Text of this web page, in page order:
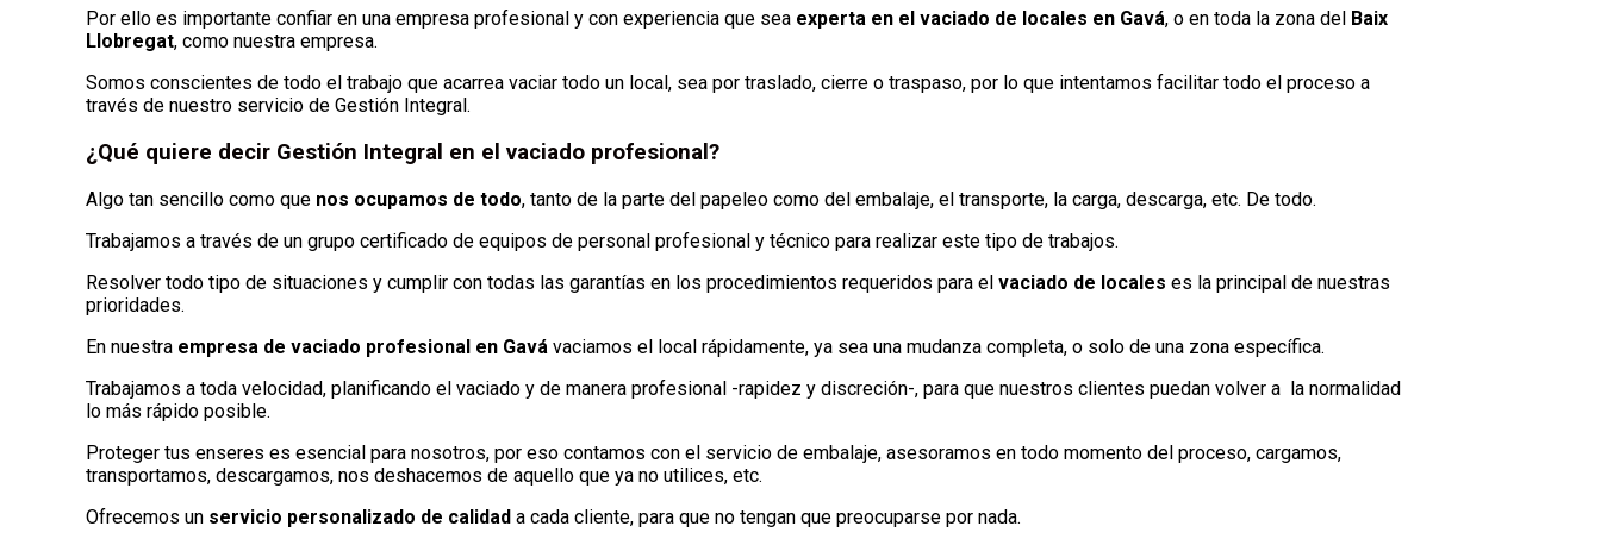
Por ello es importante confiar en una empresa profesional y con experiencia que sea experta en el vaciado de locales en Gavá, o en toda la zona del Baix
Llobregat, como nuestra empresa.
Somos conscientes de todo el trabajo que acarrea vaciar todo un local, sea por traslado, cierre o traspaso, por lo que intentamos facilitar todo el proceso a
través de nuestro servicio de Gestión Integral.
¿Qué quiere decir Gestión Integral en el vaciado profesional?
Algo tan sencillo como que nos ocupamos de todo, tanto de la parte del papeleo como del embalaje, el transporte, la carga, descarga, etc. De todo.
Trabajamos a través de un grupo certificado de equipos de personal profesional y técnico para realizar este tipo de trabajos.
Resolver todo tipo de situaciones y cumplir con todas las garantías en los procedimientos requeridos para el vaciado de locales es la principal de nuestras
prioridades.
En nuestra empresa de vaciado profesional en Gavá vaciamos el local rápidamente, ya sea una mudanza completa, o solo de una zona específica.
Trabajamos a toda velocidad, planificando el vaciado y de manera profesional -rapidez y discreción-, para que nuestros clientes puedan volver a la normalidad
lo más rápido posible.
Proteger tus enseres es esencial para nosotros, por eso contamos con el servicio de embalaje, asesoramos en todo momento del proceso, cargamos,
transportamos, descargamos, nos deshacemos de aquello que ya no utilices, etc.
Ofrecemos un servicio personalizado de calidad a cada cliente, para que no tengan que preocuparse por nada.